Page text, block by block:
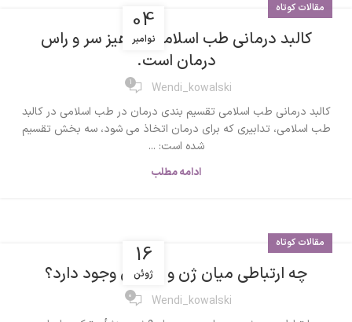
04
نوامبر
مقالات کوتاه
کالبد درمانی طب اسلامی ؛ پرهیز سر و راس
درمان است.
Wendi_kowalski
1
کالبد درمانی طب اسلامی تقسیم بندی درمان در طب اسلامی در کالبد
طب اسلامی، تدابیری که برای درمان اتخاذ می شود، سه بخش تقسیم
شده است: ...
ادامه مطلب
16
ژوئن
مقالات کوتاه
چه ارتباطی میان ژن و بیماری وجود دارد؟
Wendi_kowalski
0